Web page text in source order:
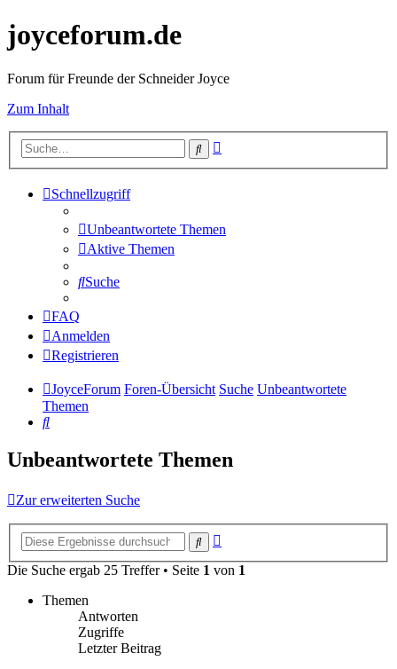
joyceforum.de
Forum für Freunde der Schneider Joyce
Zum Inhalt
Suche
Schnellzugriff
Unbeantwortete Themen
Aktive Themen
Suche
FAQ
Anmelden
Registrieren
JoyceForum Foren-Übersicht Suche Unbeantwortete
Themen
Suche
Unbeantwortete Themen
Zur erweiterten Suche
Suche
Die Suche ergab 25 Treffer • Seite 1 von 1
Themen
Antworten
Zugriffe
Letzter Beitrag